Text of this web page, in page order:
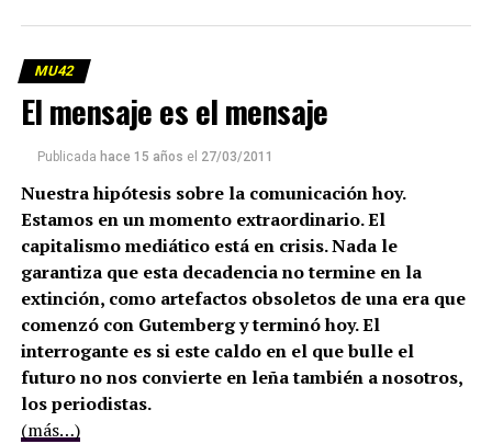
MU42
El mensaje es el mensaje
Publicada hace 15 años el 27/03/2011
Nuestra hipótesis sobre la comunicación hoy.
Estamos en un momento extraordinario. El
capitalismo mediático está en crisis. Nada le
garantiza que esta decadencia no termine en la
extinción, como artefactos obsoletos de una era que
comenzó con Gutemberg y terminó hoy. El
interrogante es si este caldo en el que bulle el
futuro no nos convierte en leña también a nosotros,
los periodistas.
(más…)